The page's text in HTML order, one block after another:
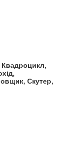
Скутер,